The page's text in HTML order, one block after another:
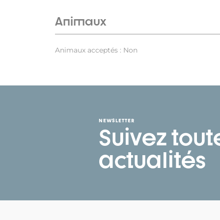
Animaux
Animaux acceptés : Non
NEWSLETTER
Suivez
actualités